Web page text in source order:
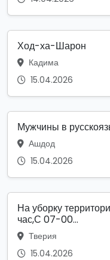
Ход-ха-Шарон
Кадима
15.04.2026
Мужчины в
Ашдод
15.04.2026
На уборку
час,С 07-00...
Тверия
15.04.2026